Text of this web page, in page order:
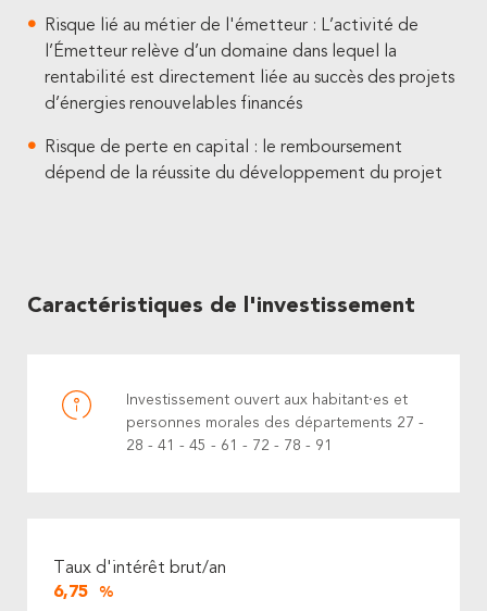
Risque lié au métier de l'émetteur : L’activité de
l’Émetteur relève d’un domaine dans lequel la
rentabilité est directement liée au succès des projets
d’énergies renouvelables financés
Risque de perte en capital : le remboursement
dépend de la réussite du développement du projet
Caractéristiques de l'investissement
Investissement ouvert aux habitant·es et
personnes morales des départements 27 -
28 - 41 - 45 - 61 - 72 - 78 - 91
Taux d'intérêt brut/an
6,75 %